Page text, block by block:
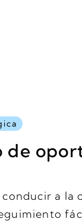
de
conducir a